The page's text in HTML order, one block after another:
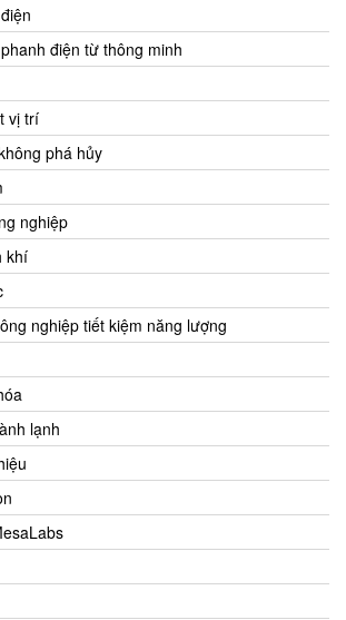
điện từ thông minh
vị trí
phá hủy
nghiệp
khí
nghiệp tiết kiệm năng lượng
lạnh